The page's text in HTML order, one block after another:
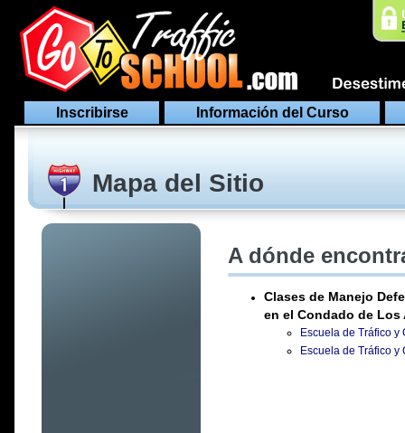
Inscribirse Información del Curso
Mapa del Sitio
A dónde
Clases de Manejo
en el Condado de Los
Escuela de Tráfico
Escuela de Tráfico